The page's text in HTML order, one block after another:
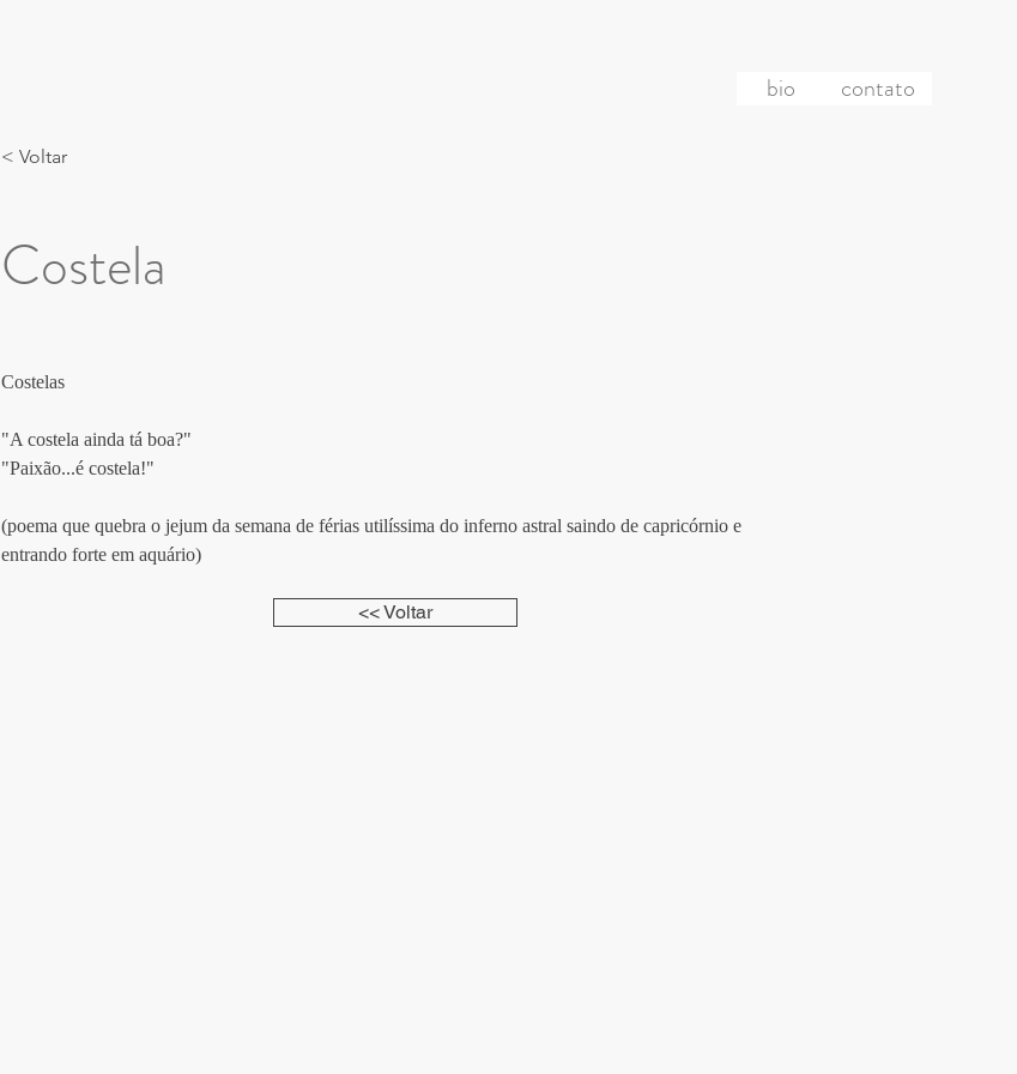
bio contato
< Voltar
Costela
Costelas
"A costela ainda tá boa?"
"Paixão...é costela!"
(poema que quebra o jejum da semana de férias utilíssima do inferno astral saindo de capricórnio e
entrando forte em aquário)
<< Voltar